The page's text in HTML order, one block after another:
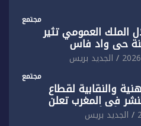
مجتمع
الملك العمومي تثير
حي واد فاس
الجديد بريس
مجتمع
والنقابية لقطاع
في المغرب تعلن
لـ”أي أجندة انتخابية
الجديد بريس